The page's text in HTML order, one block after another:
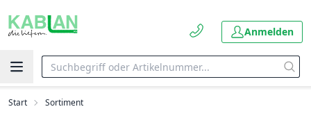
Anmelden
Start Sortiment